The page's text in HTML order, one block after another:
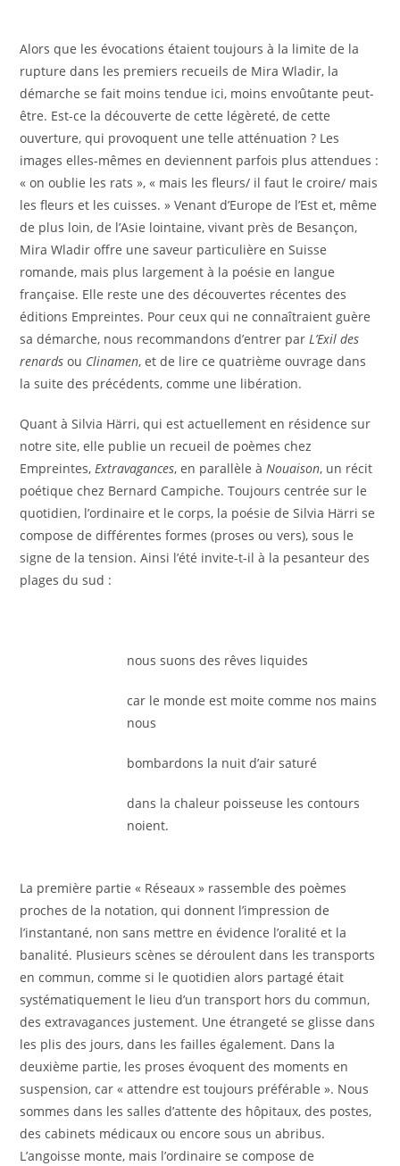
Alors que les évocations étaient toujours à la limite de la
rupture dans les premiers recueils de Mira Wladir, la
démarche se fait moins tendue ici, moins envoûtante peut-
être. Est-ce la découverte de cette légèreté, de cette
ouverture, qui provoquent une telle atténuation ? Les
images elles-mêmes en deviennent parfois plus attendues :
« on oublie les rats », « mais les fleurs/ il faut le croire/ mais
les fleurs et les cuisses. » Venant d’Europe de l’Est et, même
de plus loin, de l’Asie lointaine, vivant près de Besançon,
Mira Wladir offre une saveur particulière en Suisse
romande, mais plus largement à la poésie en langue
française. Elle reste une des découvertes récentes des
éditions Empreintes. Pour ceux qui ne connaîtraient guère
sa démarche, nous recommandons d’entrer parL’Exil des
renardsou Clinamen, et de lire ce quatrième ouvrage dans
la suite des précédents, comme une libération.
Quant à Silvia Härri, qui est actuellement en résidence sur
notre site, elle publie un recueil de poèmes chez
Empreintes,Extravagances, en parallèle àNouaison, un récit
poétique chez Bernard Campiche. Toujours centrée sur le
quotidien, l’ordinaire et le corps, la poésie de Silvia Härri se
compose de différentes formes (proses ou vers), sous le
signe de la tension. Ainsi l’été invite-t-il à la pesanteur des
plages du sud :
nous suons des rêves liquides
car le monde est moite comme nos mains
nous
bombardons la nuit d’air saturé
dans la chaleur poisseuse les contours
noient.
La première partie « Réseaux » rassemble des poèmes
proches de la notation, qui donnent l’impression de
l’instantané, non sans mettre en évidence l’oralité et la
banalité. Plusieurs scènes se déroulent dans les transports
en commun, comme si le quotidien alors partagé était
systématiquement le lieu d’un transport hors du commun,
des extravagances justement. Une étrangeté se glisse dans
les plis des jours, dans les failles également. Dans la
deuxième partie, les proses évoquent des moments en
suspension, car « attendre est toujours préférable ». Nous
sommes dans les salles d’attente des hôpitaux, des postes,
des cabinets médicaux ou encore sous un abribus.
L’angoisse monte, mais l’ordinaire se compose de